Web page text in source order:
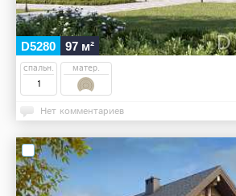
D5280 97 м²
спальн.
1
матер.
Нет комментариев